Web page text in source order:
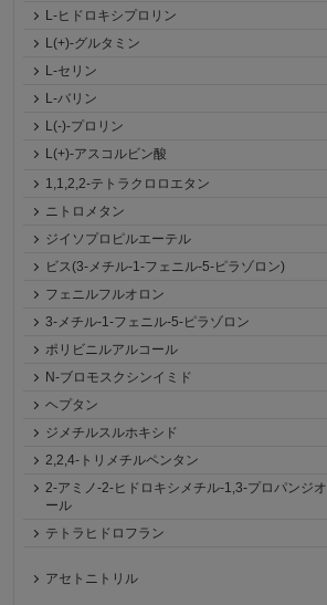
L-ヒドロキシプロリン
L(+)-グルタミン
L-セリン
L-バリン
L(-)-プロリン
L(+)-アスコルビン酸
1,1,2,2-テトラクロロエタン
ニトロメタン
ジイソプロピルエーテル
ビス(3-メチル-1-フェニル-5-ピラゾロン)
フェニルフルオロン
3-メチル-1-フェニル-5-ピラゾロン
ポリビニルアルコール
N-ブロモスクシンイミド
ヘプタン
ジメチルスルホキシド
2,2,4-トリメチルペンタン
2-アミノ-2-ヒドロキシメチル-1,3-プロパンジオ
ール
テトラヒドロフラン
アセトニトリル